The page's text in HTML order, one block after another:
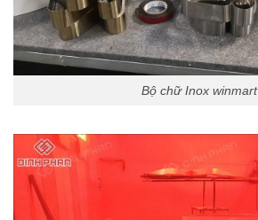
Bộ chữ Inox winmart